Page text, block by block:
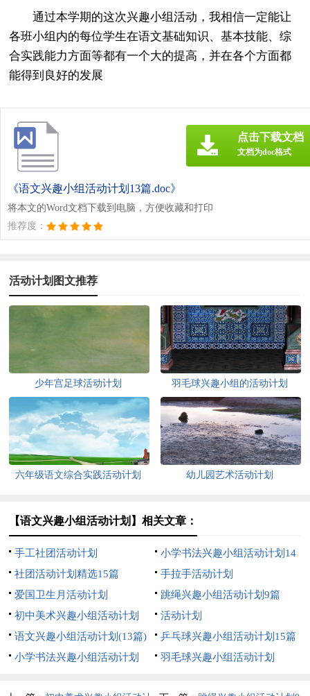
通过本学期的这次兴趣小组活动，我相信一定能让
各班小组内的每位学生在语文基础知识、基本技能、综
合实践能力方面等都有一个大的提高，并在各个方面都
能得到良好的发展
《语文兴趣小组活动计划13篇.doc》
将本文的Word文档下载到电脑，方便收藏和打印
推荐度：
点击下载文档
文档为doc格式
活动计划图文推荐
少年宫足球活动计划 羽毛球兴趣小组的活动计划
六年级语文综合实践活动计划 幼儿园艺术活动计划
【语文兴趣小组活动计划】相关文章：
手工社团活动计划
小学书法兴趣小组活动计划14
篇
社团活动计划精选15篇
手拉手活动计划
爱国卫生月活动计划
跳绳兴趣小组活动计划9篇
初中美术兴趣小组活动计划
活动计划
语文兴趣小组活动计划(13篇)
乒乓球兴趣小组活动计划15篇
小学书法兴趣小组活动计划
羽毛球兴趣小组活动计划